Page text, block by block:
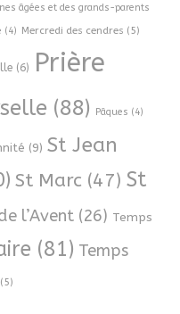
âgées et des grands-parents
(4) Mercredi des cendres (5)
(6)
Prière
(88) Pâques (4)
(9) St Jean
St Marc (47) St
l’Avent (26) Temps
(81) Temps
(5)